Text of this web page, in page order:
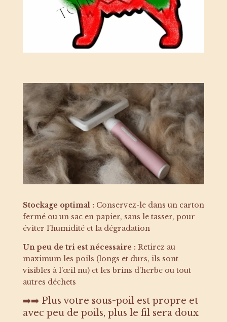
Stockage optimal : Conservez-le dans un carton
fermé ou un sac en papier, sans le tasser, pour
éviter l’humidité et la dégradation
Un peu de tri est nécessaire : Retirez au
maximum les poils (longs et durs, ils sont
visibles à l’œil nu) et les brins d’herbe ou tout
autres déchets
➡️➡️ Plus votre sous-poil est propre et
avec peu de poils, plus le fil sera doux